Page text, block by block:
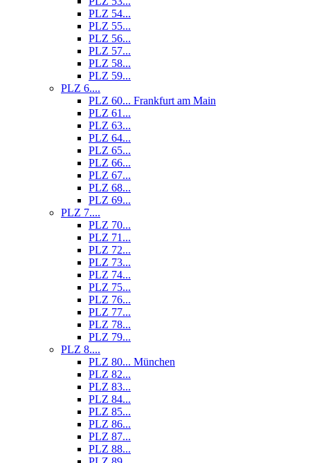
PLZ 54...
PLZ 55...
PLZ 56...
PLZ 57...
PLZ 58...
PLZ 59...
PLZ 6....
PLZ 60... Frankfurt am Main
PLZ 61...
PLZ 63...
PLZ 64...
PLZ 65...
PLZ 66...
PLZ 67...
PLZ 68...
PLZ 69...
PLZ 7....
PLZ 70...
PLZ 71...
PLZ 72...
PLZ 73...
PLZ 74...
PLZ 75...
PLZ 76...
PLZ 77...
PLZ 78...
PLZ 79...
PLZ 8....
PLZ 80... München
PLZ 82...
PLZ 83...
PLZ 84...
PLZ 85...
PLZ 86...
PLZ 87...
PLZ 88...